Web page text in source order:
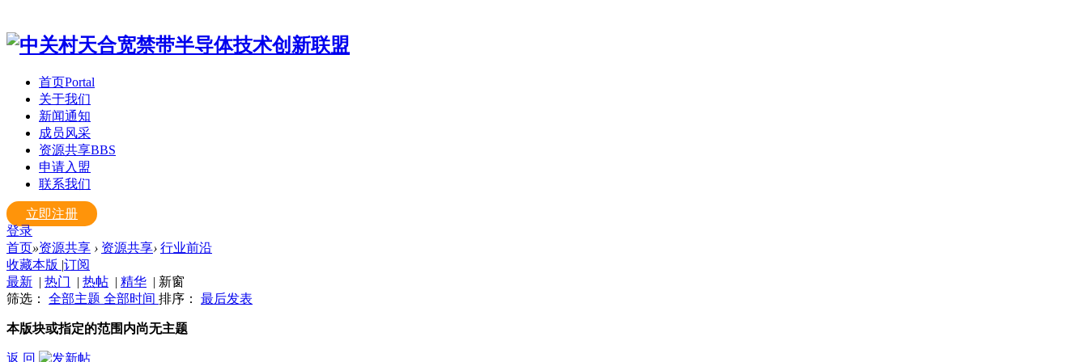
首页Portal
关于我们
新闻通知
成员风采
资源共享BBS
申请入盟
联系我们
立即注册
登录
首页»资源共享 › 资源共享› 行业前沿
收藏本版 |订阅
最新 | 热门 | 热帖 | 精华 | 新窗
筛选：
全部主题 全部时间 排序： 最后发表
本版块或指定的范围内尚无主题
返 回